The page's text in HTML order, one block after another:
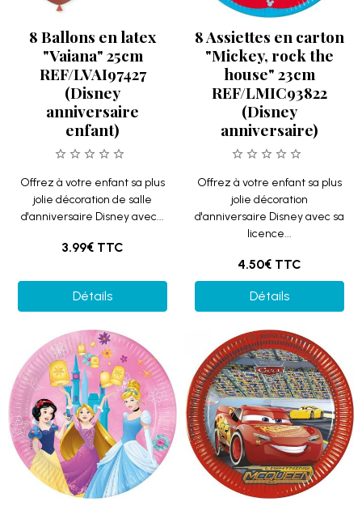
8 Ballons en latex
"Vaiana" 25cm
REF/LVAI97427
(Disney
anniversaire
enfant)
Offrez à votre enfant sa plus
jolie décoration de salle
d'anniversaire Disney avec...
3.99€ TTC
Détails
8 Assiettes en carton
"Mickey, rock the
house" 23cm
REF/LMIC93822
(Disney
anniversaire)
Offrez à votre enfant sa plus
jolie décoration
d'anniversaire Disney avec sa
licence...
4.50€ TTC
Détails